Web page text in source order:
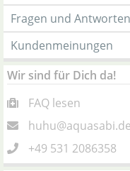
Fragen und Antworten
Kundenmeinungen
Wir sind für Dich da!
FAQ lesen
huhu@aquasabi.de
+49 531 2086358